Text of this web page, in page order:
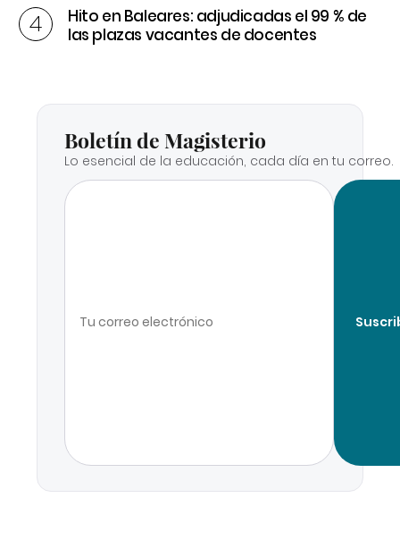
Hito en Baleares: adjudicadas el 99 % de
las plazas vacantes de docentes
Boletín de Magisterio
Lo esencial de la educación, cada día en tu correo.